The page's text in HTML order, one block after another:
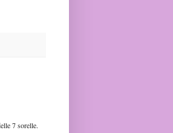
7 sorelle.